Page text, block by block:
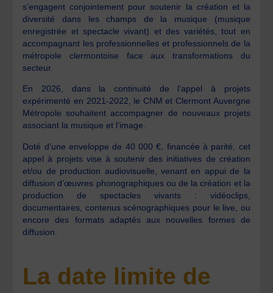
s’engagent conjointement pour soutenir la création et la
diversité dans les champs de la musique (musique
enregistrée et spectacle vivant) et des variétés, tout en
accompagnant les professionnelles et professionnels de la
métropole clermontoise face aux transformations du
secteur.
En 2026, dans la continuité de l’appel à projets
expérimenté en 2021-2022, le CNM et Clermont Auvergne
Métropole souhaitent accompagner de nouveaux projets
associant la musique et l’image.
Doté d’une enveloppe de 40 000 €, financée à parité, cet
appel à projets vise à soutenir des initiatives de création
et/ou de production audiovisuelle, venant en appui de la
diffusion d’œuvres phonographiques ou de la création et la
production de spectacles vivants : vidéoclips,
documentaires, contenus scénographiques pour le live, ou
encore des formats adaptés aux nouvelles formes de
diffusion.
La date limite de